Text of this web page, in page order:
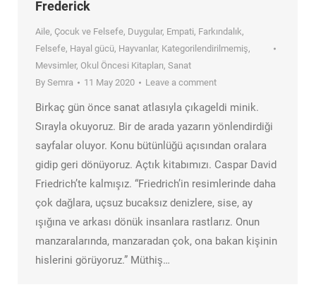
Frederick
Aile, Çocuk ve Felsefe, Duygular, Empati, Farkındalık,
Felsefe, Hayal gücü, Hayvanlar, Kategorilendirilmemiş,
Mevsimler, Okul Öncesi Kitapları, Sanat
By Semra 11 May 2020 Leave a comment
Birkaç gün önce sanat atlasıyla çıkageldi minik.
Sırayla okuyoruz. Bir de arada yazarın yönlendirdiği
sayfalar oluyor. Konu bütünlüğü açısından oralara
gidip geri dönüyoruz. Açtık kitabımızı. Caspar David
Friedrich’te kalmışız. “Friedrich’in resimlerinde daha
çok dağlara, uçsuz bucaksız denizlere, sise, ay
ışığına ve arkası dönük insanlara rastlarız. Onun
manzaralarında, manzaradan çok, ona bakan kişinin
hislerini görüyoruz.” Müthiş…